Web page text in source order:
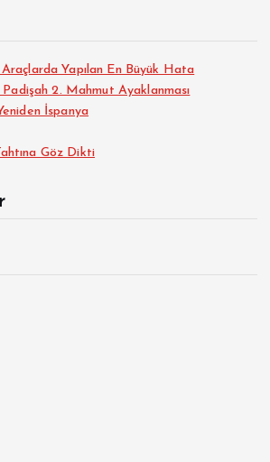
Yapılan En Büyük Hata
2. Mahmut Ayaklanması
İspanya
Göz Dikti